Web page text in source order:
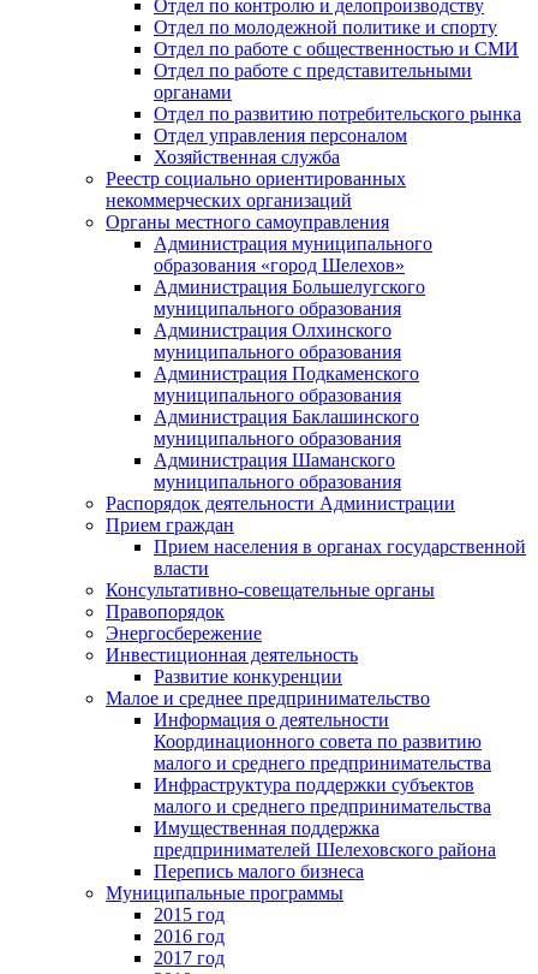
Отдел по контролю и делопроизводству
Отдел по молодежной политике и спорту
Отдел по работе с общественностью и СМИ
Отдел по работе с представительными
органами
Отдел по развитию потребительского рынка
Отдел управления персоналом
Хозяйственная служба
Реестр социально ориентированных
некоммерческих организаций
Органы местного самоуправления
Администрация муниципального
образования «город Шелехов»
Администрация Большелугского
муниципального образования
Администрация Олхинского
муниципального образования
Администрация Подкаменского
муниципального образования
Администрация Баклашинского
муниципального образования
Администрация Шаманского
муниципального образования
Распорядок деятельности Администрации
Прием граждан
Прием населения в органах государственной
власти
Консультативно-совещательные органы
Правопорядок
Энергосбережение
Инвестиционная деятельность
Развитие конкуренции
Малое и среднее предпринимательство
Информация о деятельности
Координационного совета по развитию
малого и среднего предпринимательства
Инфраструктура поддержки субъектов
малого и среднего предпринимательства
Имущественная поддержка
предпринимателей Шелеховского района
Перепись малого бизнеса
Муниципальные программы
2015 год
2016 год
2017 год